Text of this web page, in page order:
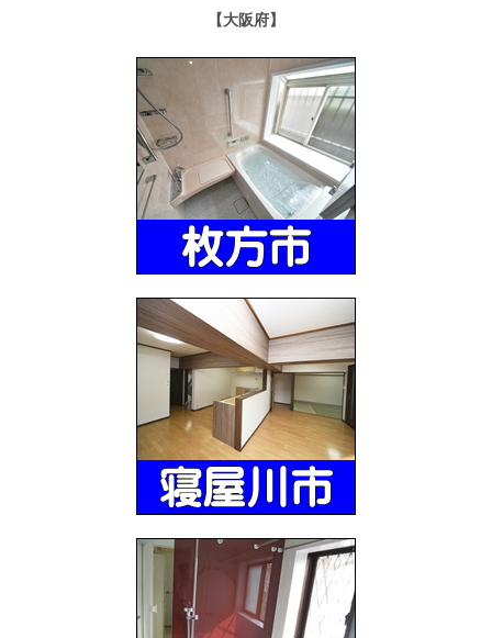
【大阪府】